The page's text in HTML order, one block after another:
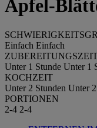
Apfel-
Einfach Einfach
Unter 1 Stunde Unter 1
KOCHZEIT
Unter 2 Stunden Unter
PORTIONEN
2-4 2-4